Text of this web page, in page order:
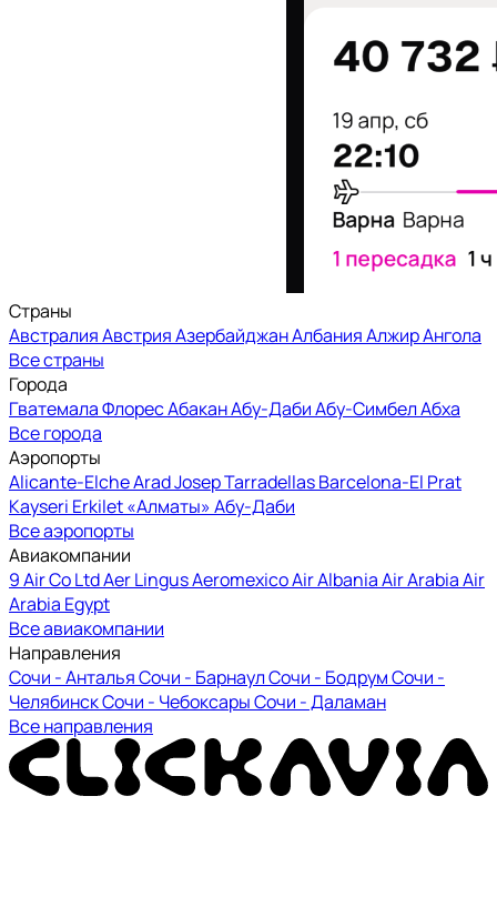
Страны
АвстралияАвстрияАзербайджанАлбанияАлжирАнгола
Все страны
Города
ГватемалаФлоресАбаканАбу-ДабиАбу-СимбелАбха
Все города
Аэропорты
Alicante-ElcheAradJosep Tarradellas Barcelona-El Prat
Kayseri Erkilet«Алматы»Абу-Даби
Все аэропорты
Авиакомпании
9 Air Co LtdAer LingusAeromexicoAir AlbaniaAir ArabiaAir
Arabia Egypt
Все авиакомпании
Направления
Сочи - АнтальяСочи - БарнаулСочи - БодрумСочи -
ЧелябинскСочи - ЧебоксарыСочи - Даламан
Все направления